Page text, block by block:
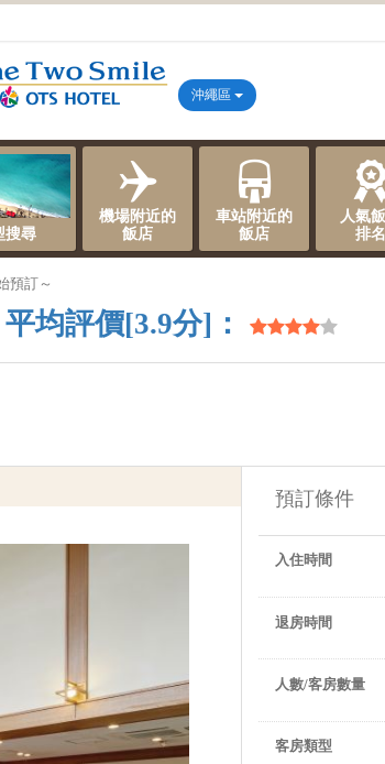
沖繩區
搜尋
機場附近的
飯店
車站附近的
飯店
人氣
排名
預訂～
平均評價[3.9分]：
預訂條件
入住時間
退房時間
人數/客房數量
客房類型